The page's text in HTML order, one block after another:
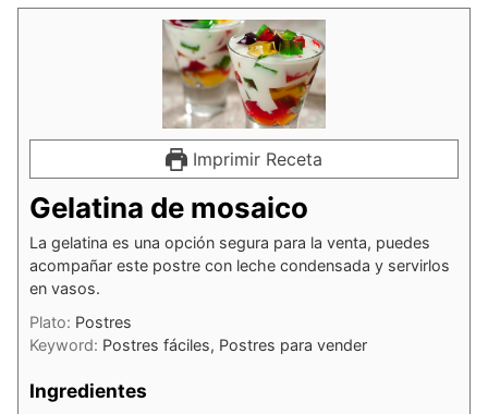
Imprimir Receta
Gelatina de mosaico
La gelatina es una opción segura para la venta, puedes
acompañar este postre con leche condensada y servirlos
en vasos.
Plato: Postres
Keyword: Postres fáciles, Postres para vender
Ingredientes